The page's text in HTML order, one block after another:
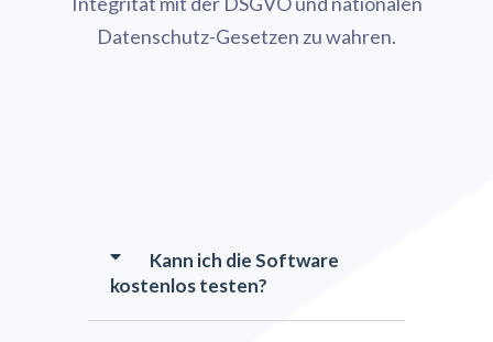
Datenschutz-Gesetzen zu wahren.
Kann ich die Software
kostenlos testen?